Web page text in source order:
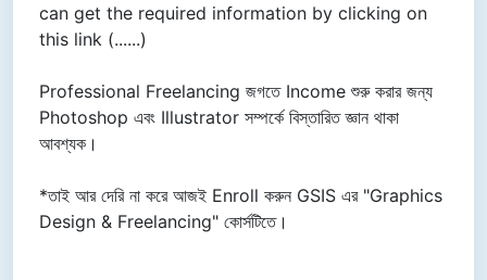
can get the required information by clicking on
this link (......)
Professional Freelancing জগতে Income শুরু করার জন্য
Photoshop এবং Illustrator সম্পর্কে বিস্তারিত জ্ঞান থাকা
আবশ্যক।
*তাই আর দেরি না করে আজই Enroll করুন GSIS এর "Graphics
Design & Freelancing" কোর্সটিতে।